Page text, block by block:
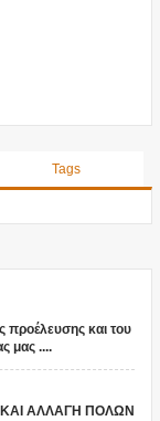
Tags
προέλευσης και του
μας ....
ΚΑΙ ΑΛΛΑΓΗ ΠΟΛΩΝ